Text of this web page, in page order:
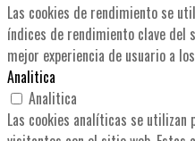
Las cookies de rendimiento se
índices de rendimiento clave del
mejor experiencia de usuario a
Analitica
Analitica
Las cookies analíticas se